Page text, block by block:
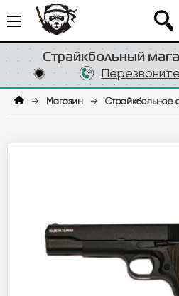
Страйкбольный
→ Магазин → Страйкбольное